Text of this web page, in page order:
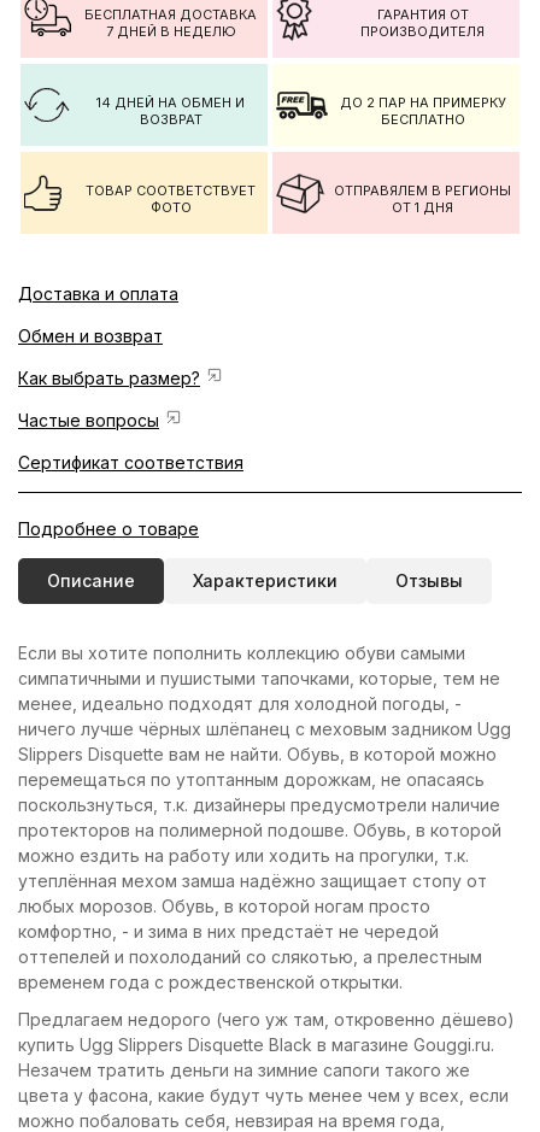
БЕСПЛАТНАЯ ДОСТАВКА
7 ДНЕЙ В НЕДЕЛЮ
ГАРАНТИЯ ОТ
ПРОИЗВОДИТЕЛЯ
14 ДНЕЙ НА ОБМЕН И
ВОЗВРАТ
ДО 2 ПАР НА ПРИМЕРКУ
БЕСПЛАТНО
ТОВАР СООТВЕТСТВУЕТ
ФОТО
ОТПРАВЯЛЕМ В РЕГИОНЫ
ОТ 1 ДНЯ
Доставка и оплата
Обмен и возврат
Как выбрать размер?
Частые вопросы
Сертификат соответствия
Подробнее о товаре
Описание Характеристики Отзывы
Если вы хотите пополнить коллекцию обуви самыми
симпатичными и пушистыми тапочками, которые, тем не
менее, идеально подходят для холодной погоды, -
ничего лучше чёрных шлёпанец с меховым задником Ugg
Slippers Disquette вам не найти. Обувь, в которой можно
перемещаться по утоптанным дорожкам, не опасаясь
поскользнуться, т.к. дизайнеры предусмотрели наличие
протекторов на полимерной подошве. Обувь, в которой
можно ездить на работу или ходить на прогулки, т.к.
утеплённая мехом замша надёжно защищает стопу от
любых морозов. Обувь, в которой ногам просто
комфортно, - и зима в них предстаёт не чередой
оттепелей и похолоданий со слякотью, а прелестным
временем года с рождественской открытки.
Предлагаем недорого (чего уж там, откровенно дёшево)
купить Ugg Slippers Disquette Black в магазине Gouggi.ru.
Незачем тратить деньги на зимние сапоги такого же
цвета у фасона, какие будут чуть менее чем у всех, если
можно побаловать себя, невзирая на время года,